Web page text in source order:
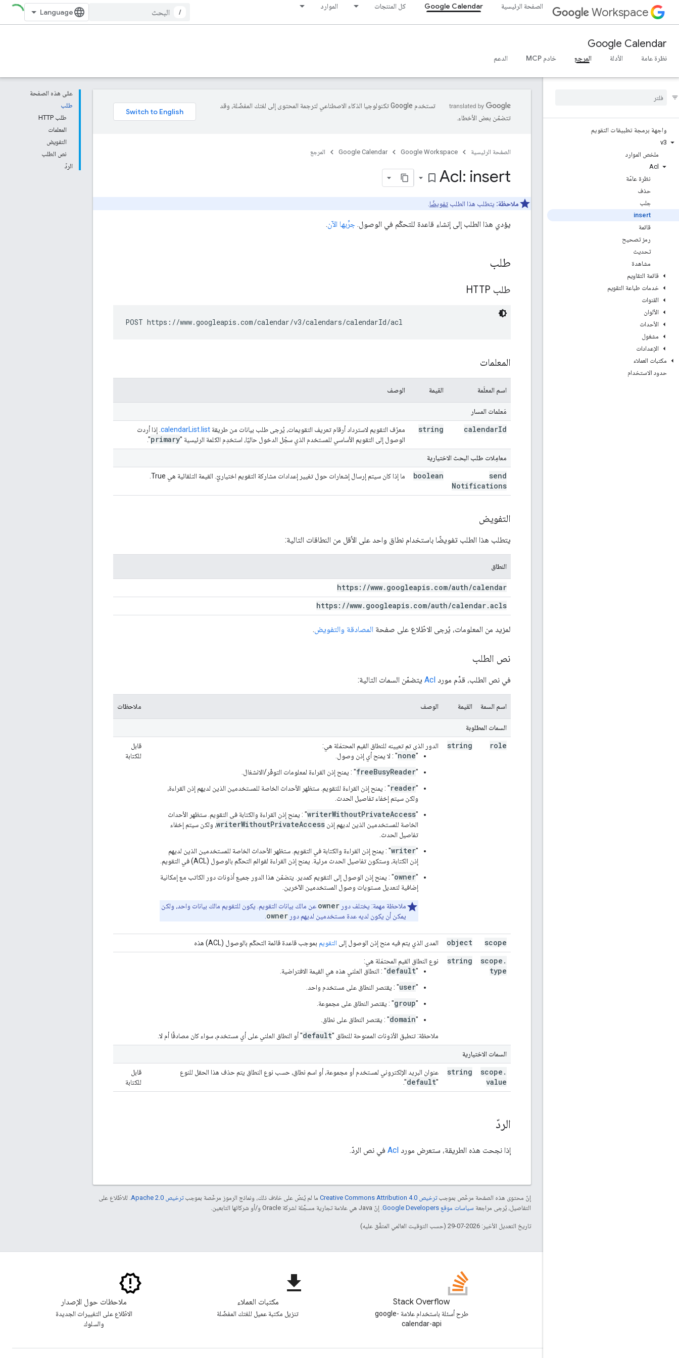
Workspace الصفحة الرئيسية Google Calendar كل المنتجات الموارد
/
Google Calendar
نظرة عامة الأدلة المرجع خادم MCP الدعم
واجهة برمجة تطبيقات التقويم
v3
ملخص الموارد
Acl
نظرة عامّة
حذف
جلب
insert
قائمة
رمز تصحيح
تحديث
مشاهدة
قائمة التقاويم
خدمات طباعة التقويم
القنوات
الألوان
الأحداث
مشغول
الإعدادات
مكتبات العملاء
حدود الاستخدام
على هذه الصفحة
طلب
طلب HTTP
المعلمات
التفويض
نص الطلب
الردّ
تستخدم Google تكنولوجيا الذكاء الاصطناعي لترجمة المحتوى إلى لغتك المفضّلة، وقد
تتضمّن بعض الأخطاء.
الصفحة الرئيسية Google Workspace
Google Calendar المرجع
Acl: insert
bookmark_border
ملاحظة: يتطلب هذا الطلب تفويضًا
يؤدي هذا الطلب إلى إنشاء قاعدة للتحكّم في الوصول. جرِّبها الآن.
طلب
طلب HTTP
POST https://www.googleapis.com/calendar/v3/calendars/calendarId/acl
المعلمات
اسم المعلَمة القيمة الوصف
مَعلمات المسار
calendarId
string معرّف التقويم لاسترداد أرقام تعريف التقويمات، يُرجى طلب بيانات من طريقة calendarList.list . إذا أردت
الوصول إلى التقويم الأساسي للمستخدم الذي سجّل الدخول حاليًا، استخدِم الكلمة الرئيسية "primary
".
معامِلات طلب البحث الاختيارية
send
Notifications
boolean ما إذا كان سيتم إرسال إشعارات حول تغيير إعدادات مشاركة التقويم اختياريّ. القيمة التلقائية هي True.
التفويض
يتطلب هذا الطلب تفويضًا باستخدام نطاق واحد على الأقل من النطاقات التالية:
النطاق
https: //www. googleapis. com/auth/calendar
https: //www. googleapis. com/auth/calendar.acls
لمزيد من المعلومات، يُرجى الاطّلاع على صفحة المصادقة والتفويض.
نص الطلب
في نص الطلب، قدِّم مورد Acl يتضمّن السمات التالية:
اسم السمة القيمة الوصف ملاحظات
السمات المطلوبة
role
string
الدور الذي تم تعيينه للنطاق القيم المحتمَلة هي:
"
none" : لا يمنح أي إذن وصول.
"
freeBusyReader" : يمنح إذن القراءة لمعلومات التوفّر/الانشغال.
"
reader" : يمنح إذن القراءة للتقويم. ستظهر الأحداث الخاصة للمستخدمين الذين لديهم إذن القراءة،
ولكن سيتم إخفاء تفاصيل الحدث.
"
writerWithoutPrivateAccess" : يمنح إذن القراءة والكتابة في التقويم. ستظهر الأحداث
الخاصة للمستخدمين الذين لديهم إذن writerWithoutPrivateAccess، ولكن سيتم إخفاء
تفاصيل الحدث.
"
writer" : يمنح إذن القراءة والكتابة في التقويم. ستظهر الأحداث الخاصة للمستخدمين الذين لديهم
إذن الكتابة، وستكون تفاصيل الحدث مرئية. يمنح إذن القراءة لقوائم التحكّم بالوصول (ACL) في التقويم.
"
owner" : يمنح إذن الوصول إلى التقويم كمدير. يتضمّن هذا الدور جميع أذونات دور الكاتب مع إمكانية
إضافية لتعديل مستويات وصول المستخدمين الآخرين.
ملاحظة مهمة: يختلف دور owner عن مالك بيانات التقويم. يكون للتقويم مالك بيانات واحد، ولكن
يمكن أن يكون لديه عدة مستخدمين لديهم دور owner
قابل
للكتابة
scope
object المدى الذي يتم فيه منح إذن الوصول إلى التقويم بموجب قاعدة قائمة التحكّم بالوصول (ACL) هذه
scope .
type
string
نوع النطاق القيم المحتمَلة هي:
"
default" : النطاق العلني هذه هي القيمة الافتراضية.
"
user" : يقتصر النطاق على مستخدم واحد.
"
group" : يقتصر النطاق على مجموعة.
"
domain" : يقتصر النطاق على نطاق.
ملاحظة: تنطبق الأذونات الممنوحة للنطاق "default" أو النطاق العلني على أي مستخدم، سواء كان مصادقًا أم لا.
السمات الاختيارية
scope .
value
string
عنوان البريد الإلكتروني لمستخدم أو مجموعة، أو اسم نطاق، حسب نوع النطاق يتم حذف هذا الحقل للنوع
"
default
".
قابل
للكتابة
الردّ
إذا نجحت هذه الطريقة، ستعرض مورد Acl في نص الردّ.
إنّ محتوى هذه الصفحة مرخّص بموجبترخيص Creative Commons Attribution 4.0‏ ما لم يُنصّ على خلاف ذلك، ونماذج الرموز مرخّصة بموجبترخيص Apache 2.0‏
. للاطّلاع على
التفاصيل، يُرجى مراجعة سياسات موقع Google Developers‏ . إنّ Java هي علامة تجارية مسجَّلة لشركة Oracle و/أو شركائها التابعين.
تاريخ التعديل الأخير: 2026-07-29 (حسب التوقيت العالمي المتفَّق عليه)
Stack Overflow
طرح أسئلة باستخدام علامة google-
calendar-api
file_download
مكتبات العملاء
تنزيل مكتبة عميل للغتك المفضّلة
ملاحظات حول الإصدار
الاطّلاع على التغييرات الجديدة
والسلوك